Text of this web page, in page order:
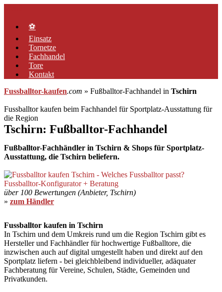
springen⚽
Einsatz
Tornetze
Fachhandel
Tore
Kontakt
Fussballtor-kaufen.com » Fußballtor-Fachhandel in Tschirn
Fussballtor kaufen beim Fachhandel für Sportplatz-Ausstattung für
die Region
Tschirn: Fußballtor-Fachhandel
Fußballtor-Fachhändler in Tschirn & Shops für Sportplatz-
Ausstattung, die Tschirn beliefern.
über 100 Bewertungen (Anbieter, Tschirn)
» zum Händler
Fussballtor kaufen in Tschirn
In Tschirn und dem Umkreis rund um die Region Tschirn gibt es
Hersteller und Fachhändler für hochwertige Fußballtore, die
inzwischen auch auf digital umgestellt haben und direkt auf den
Sportplatz liefern - bei gleichbleibend individueller, adäquater
Fachberatung für Vereine, Schulen, Städte, Gemeinden und
Privatkunden.